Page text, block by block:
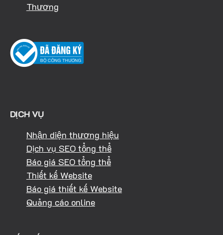
Thương
DỊCH VỤ
Nhận diện thương hiệu
Dịch vụ SEO tổng thể
Báo giá SEO tổng thể
Thiết kế Website
Báo giá thiết kế Website
Quảng cáo online